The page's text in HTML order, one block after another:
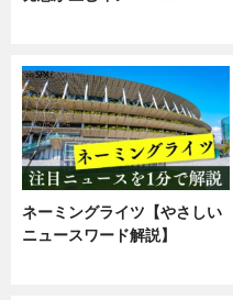
ネーミングライツ【やさしい
ニュースワード解説】